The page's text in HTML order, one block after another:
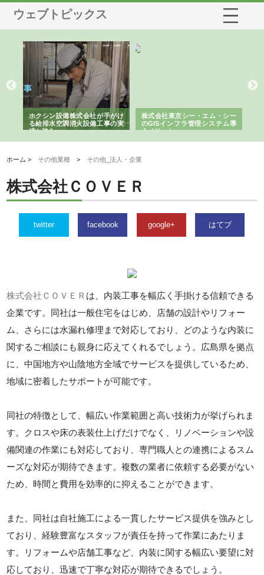
ウェブトピックス
ホクシン設備株式会社が手がけ
る給排水空調消火設備工事の実
績と強み
株式会社東京シー・エム・シー
のGISインフラ管理システム導
入メリット
ホーム > その他業種 > その他_法人・企業
株式会社ＣＯＶＥＲ
twitter facebook google+ はてブ
株式会社ＣＯＶＥＲ は、内装工事を幅広く手掛ける信頼できる
企業です。同社は一般住宅をはじめ、店舗の設計やリフォー
ム、さらには水漏れ修理まで対応しており、どのような内装に
関するご相談にも親身に応えてくれるでしょう。広島県を拠点
に、中国地方や山陰地方全域でサービスを提供しているため、
地域に密着したサポートが可能です。
同社の特徴として、幅広い作業範囲と高い技術力が挙げられま
す。クロスや床の表装仕上げだけでなく、リノベーションや設
備関連の作業にも対応しており、専門職人との連携によるスム
ーズな対応が期待できます。複数の業者に依頼する必要がない
ため、時間と費用を効率的に抑えることができます。
また、同社は自社施工による一貫したサービス提供を強みとし
ており、経験豊富なスタッフが責任を持って作業にあたりま
す。リフォームや店舗工事など、内装に関する幅広い要望に対
応しており、迅速で丁寧な対応が期待できるでしょう。